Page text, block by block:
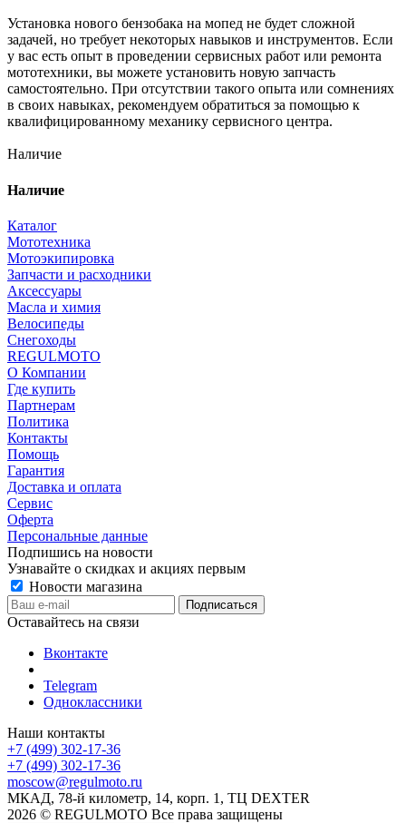
Установка нового бензобака на мопед не будет сложной
задачей, но требует некоторых навыков и инструментов. Если
у вас есть опыт в проведении сервисных работ или ремонта
мототехники, вы можете установить новую запчасть
самостоятельно. При отсутствии такого опыта или сомнениях
в своих навыках, рекомендуем обратиться за помощью к
квалифицированному механику сервисного центра.
Наличие
Наличие
Каталог
Мототехника
Мотоэкипировка
Запчасти и расходники
Аксессуары
Масла и химия
Велосипеды
Снегоходы
REGULMOTO
О Компании
Где купить
Партнерам
Политика
Контакты
Помощь
Гарантия
Доставка и оплата
Сервис
Оферта
Персональные данные
Подпишись на новости
Узнавайте о скидках и акциях первым
Новости магазина
Оставайтесь на связи
Вконтакте
Telegram
Одноклассники
Наши контакты
+7 (499) 302-17-36
+7 (499) 302-17-36
moscow@regulmoto.ru
МКАД, 78-й километр, 14, корп. 1, ТЦ DEXTER
2026 © REGULMOTO Все права защищены